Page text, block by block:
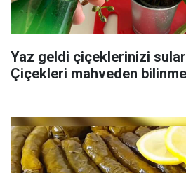
Yaz geldi çiçeklerinizi
Çiçekleri mahveden